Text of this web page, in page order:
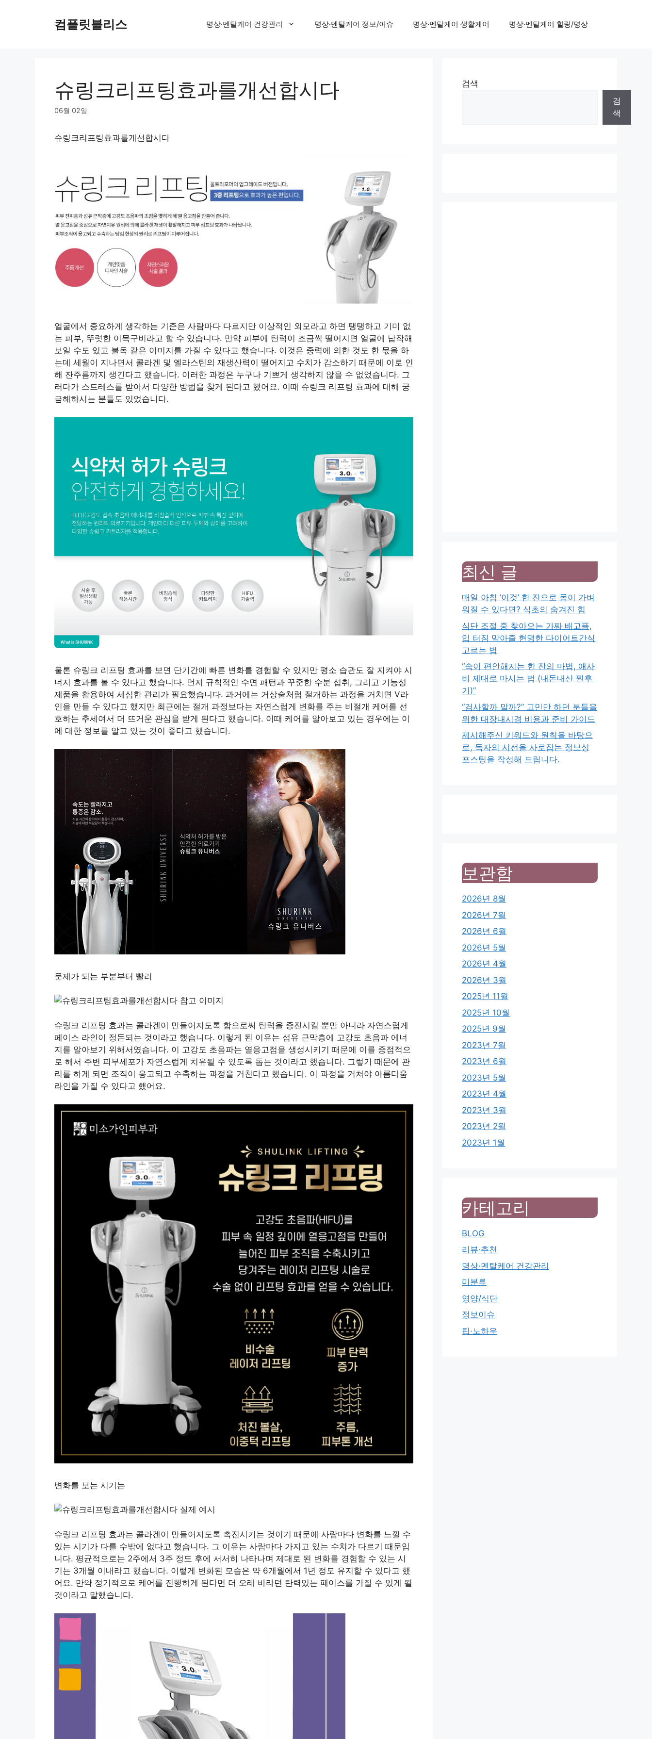
컴플릿블리스 명상·멘탈케어 건강관리 명상·멘탈케어 정보/이슈 명상·멘탈케어 생활케어 명상·멘탈케어 힐링/명상
슈링크리프팅효과를개선합시다
06월 02일
슈링크리프팅효과를개선합시다
얼굴에서 중요하게 생각하는 기준은 사람마다 다르지만 이상적인 외모라고 하면 탱탱하고 기미 없
는 피부, 뚜렷한 이목구비라고 할 수 있습니다. 만약 피부에 탄력이 조금씩 떨어지면 얼굴에 납작해
보일 수도 있고 불독 같은 이미지를 가질 수 있다고 했습니다. 이것은 중력에 의한 것도 한 몫을 하
는데 세월이 지나면서 콜라겐 및 엘라스틴의 재생산력이 떨어지고 수치가 감소하기 때문에 이로 인
해 잔주름까지 생긴다고 했습니다. 이러한 과정은 누구나 기쁘게 생각하지 않을 수 없었습니다. 그
러다가 스트레스를 받아서 다양한 방법을 찾게 된다고 했어요. 이때 슈링크 리프팅 효과에 대해 궁
금해하시는 분들도 있었습니다.
물론 슈링크 리프팅 효과를 보면 단기간에 빠른 변화를 경험할 수 있지만 평소 습관도 잘 지켜야 시
너지 효과를 볼 수 있다고 했습니다. 먼저 규칙적인 수면 패턴과 꾸준한 수분 섭취, 그리고 기능성
제품을 활용하여 세심한 관리가 필요했습니다. 과거에는 거상술처럼 절개하는 과정을 거치면 V라
인을 만들 수 있다고 했지만 최근에는 절개 과정보다는 자연스럽게 변화를 주는 비절개 케어를 선
호하는 추세여서 더 뜨거운 관심을 받게 된다고 했습니다. 이때 케어를 알아보고 있는 경우에는 이
에 대한 정보를 알고 있는 것이 좋다고 했습니다.
문제가 되는 부분부터 빨리
슈링크 리프팅 효과는 콜라겐이 만들어지도록 함으로써 탄력을 증진시킬 뿐만 아니라 자연스럽게
페이스 라인이 정돈되는 것이라고 했습니다. 이렇게 된 이유는 섬유 근막층에 고강도 초음파 에너
지를 알아보기 위해서였습니다. 이 고강도 초음파는 열응고점을 생성시키기 때문에 이를 중점적으
로 해서 주변 피부세포가 자연스럽게 치유될 수 있도록 돕는 것이라고 했습니다. 그렇기 때문에 관
리를 하게 되면 조직이 응고되고 수축하는 과정을 거친다고 했습니다. 이 과정을 거쳐야 아름다움
라인을 가질 수 있다고 했어요.
변화를 보는 시기는
슈링크 리프팅 효과는 콜라겐이 만들어지도록 촉진시키는 것이기 때문에 사람마다 변화를 느낄 수
있는 시기가 다를 수밖에 없다고 했습니다. 그 이유는 사람마다 가지고 있는 수치가 다르기 때문입
니다. 평균적으로는 2주에서 3주 정도 후에 서서히 나타나며 제대로 된 변화를 경험할 수 있는 시
기는 3개월 이내라고 했습니다. 이렇게 변화된 모습은 약 6개월에서 1년 정도 유지할 수 있다고 했
어요. 만약 정기적으로 케어를 진행하게 된다면 더 오래 바라던 탄력있는 페이스를 가질 수 있게 될
것이라고 말했습니다.
검색
검
색
최신 글
매일 아침 ‘이것’ 한 잔으로 몸이 가벼
워질 수 있다면? 식초의 숨겨진 힘
식단 조절 중 찾아오는 가짜 배고픔,
입 터짐 막아줄 현명한 다이어트간식
고르는 법
“속이 편안해지는 한 잔의 마법, 애사
비 제대로 마시는 법 (내돈내산 찐후
기)”
“검사할까 말까?” 고민만 하던 분들을
위한 대장내시경 비용과 준비 가이드
제시해주신 키워드와 원칙을 바탕으
로, 독자의 시선을 사로잡는 정보성
포스팅을 작성해 드립니다.
보관함
2026년 8월
2026년 7월
2026년 6월
2026년 5월
2026년 4월
2026년 3월
2025년 11월
2025년 10월
2025년 9월
2023년 7월
2023년 6월
2023년 5월
2023년 4월
2023년 3월
2023년 2월
2023년 1월
카테고리
BLOG
리뷰·추천
명상·멘탈케어 건강관리
미분류
영양/식단
정보이슈
팁·노하우